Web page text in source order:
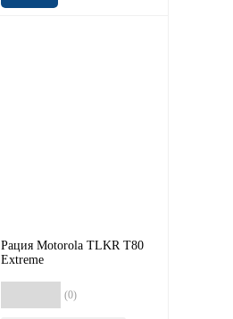
Рация Motorola TLKR T80
Extreme
(0)